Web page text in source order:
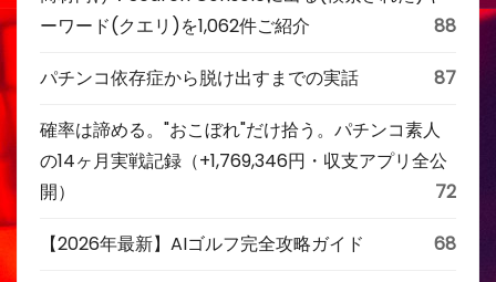
ーワード(クエリ)を1,062件ご紹介
88
パチンコ依存症から脱け出すまでの実話 87
確率は諦める。"おこぼれ"だけ拾う。パチンコ素人
の14ヶ月実戦記録（+1,769,346円・収支アプリ全公
開）
72
【2026年最新】AIゴルフ完全攻略ガイド 68